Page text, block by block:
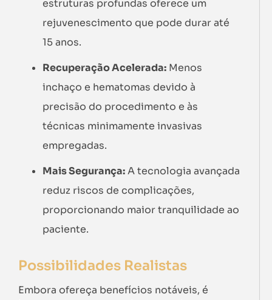
estruturas profundas oferece um
rejuvenescimento que pode durar até
15 anos.
Recuperação Acelerada: Menos
inchaço e hematomas devido à
precisão do procedimento e às
técnicas minimamente invasivas
empregadas.
Mais Segurança:A tecnologia avançada
reduz riscos de complicações,
proporcionando maior tranquilidade ao
paciente.
Possibilidades Realistas
Embora ofereça benefícios notáveis, é